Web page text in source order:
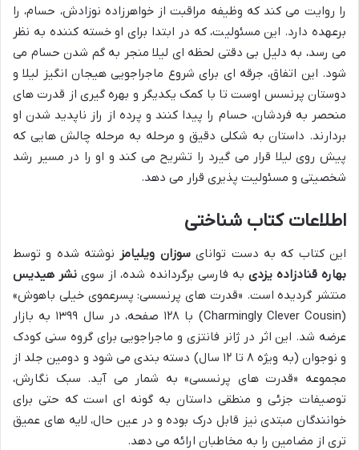
را روایت می کند که وظیفه مراقبت از خواهرزاده نوزادش، حسام، را
برعهده دارد. این مسئولیت، که در ابتدا برای او خسته کننده به نظر
می رسد، به دلیل بی دقتی لحظه ای لیلا منجر به گم شدن حسام می
شود. این اتفاق، جرقه ای برای شروع ماجراجویی هیجان انگیز لیلا و
دوستان پرنسس اوست تا با کمک یکدیگر و بهره گیری از قدرت های
منحصر به فردشان، حسام را پیدا کنند و پرده از راز ناپدید شدن او
بردارند. داستان به شکلی دقیق و مرحله به مرحله چالش هایی که
پیش روی لیلا قرار می گیرد را تشریح می کند و او را در مسیر رشد
شخصیتی و مسئولیت پذیری قرار می دهد.
اطلاعات کتاب شناختی
این کتاب که به دست توانایسوزان ویلیامز نوشته شده و توسط
بهاره قنادزاده یزدی به فارسی برگردانده شده، از سوی نشر هیدیس
منتشر گردیده است. «قدرت های پرنسسی: پسرعموی خیلی باهوش»
(Charmingly Clever Cousin) با ۱۲۸ صفحه، در سال ۱۳۹۹ به بازار
عرضه شد. این اثر در ژانر فانتزی و ماجراجویی برای گروه سنی کودک
و نوجوان (به ویژه ۸ تا ۱۲ سال) دسته بندی می شود و دومین جلد از
مجموعه «قدرت های پرنسسی» به شمار می آید. سبک نگارش،
توصیفات جزئی و منطقی داستان به گونه ای است که حتی برای
خوانندگان مبتدی نیز قابل درک بوده و در عین حال، لایه های عمیق
تری از مضامین را به مخاطبان ارائه می دهد.